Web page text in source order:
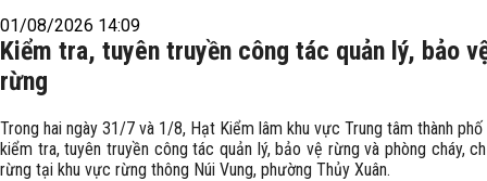
01/08/2026 14:09
Kiểm tra, tuyên truyền công tác quản lý, bảo
rừng
Trong hai ngày 31/7 và 1/8, Hạt Kiểm lâm khu vực Trung tâm thành
kiểm tra, tuyên truyền công tác quản lý, bảo vệ rừng và phòng cháy,
rừng tại khu vực rừng thông Núi Vung, phường Thủy Xuân.